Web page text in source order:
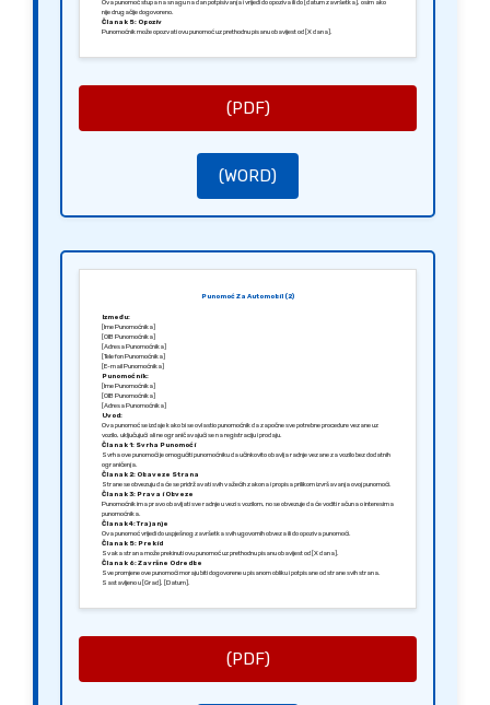
Ova punomoć stupa na snagu na dan potpisivanja i vrijedi do opoziva ili do [datum završetka], osim ako
nije drugačije dogovoreno.
Članak 5: Opoziv
Punomoćnik može opozvati ovu punomoć uz prethodnu pisanu obavijest od [X dana].
(PDF)
(WORD)
Punomoć Za Automobil (2)
Između:
[Ime Punomoćnika]
[OIB Punomoćnika]
[Adresa Punomoćnika]
[Telefon Punomoćnika]
[E-mail Punomoćnika]
Punomoćnik:
[Ime Punomoćnika]
[OIB Punomoćnika]
[Adresa Punomoćnika]
Uvod:
Ova punomoć se izdaje kako bi se ovlastio punomoćnik da započne sve potrebne procedure vezane uz
vozilo, uključujući ali ne ograničavajući se na registraciju i prodaju.
Članak 1: Svrha Punomoći
Svrha ove punomoći je omogućiti punomoćniku da učinkovito obavlja radnje vezane za vozilo bez dodatnih
ograničenja.
Članak 2: Obaveze Strana
Strane se obvezuju da će se pridržavati svih važećih zakona i propisa prilikom izvršavanja ovoj punomoći.
Članak 3: Prava i Obveze
Punomoćnik ima pravo obavljati sve radnje u vezi s vozilom, no se obvezuje da će voditi računa o interesima
punomoćnika.
Članak 4: Trajanje
Ova punomoć vrijedi do uspješnog završetka svih ugovornih obveza ili do opoziva punomoći.
Članak 5: Prekid
Svaka strana može prekinuti ovu punomoć uz prethodnu pisanu obavijest od [X dana].
Članak 6: Završne Odredbe
Sve promjene ove punomoći moraju biti dogovorene u pisanom obliku i potpisane od strane svih strana.
Sastavljeno u [Grad], [Datum].
(PDF)